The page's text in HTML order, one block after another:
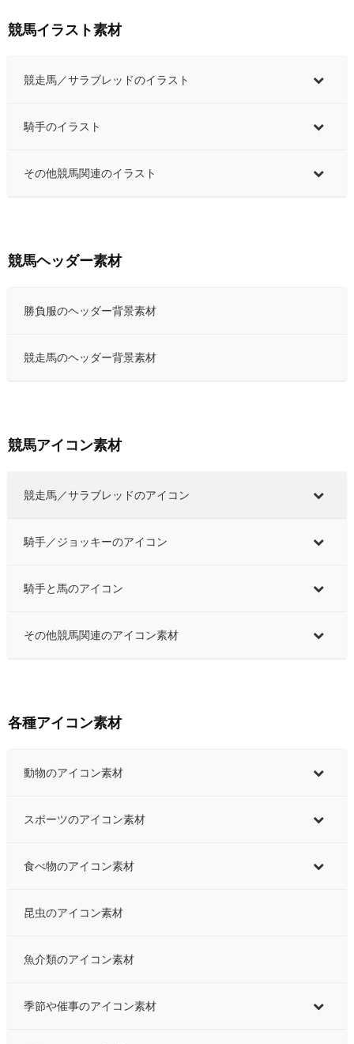
競馬イラスト素材
競走馬／サラブレッドのイラスト
騎手のイラスト
その他競馬関連のイラスト
競馬ヘッダー素材
勝負服のヘッダー背景素材
競走馬のヘッダー背景素材
競馬アイコン素材
競走馬／サラブレッドのアイコン
騎手／ジョッキーのアイコン
騎手と馬のアイコン
その他競馬関連のアイコン素材
各種アイコン素材
動物のアイコン素材
スポーツのアイコン素材
食べ物のアイコン素材
昆虫のアイコン素材
魚介類のアイコン素材
季節や催事のアイコン素材